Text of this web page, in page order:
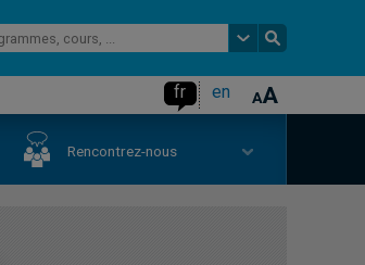
fr en
Rencontrez-nous